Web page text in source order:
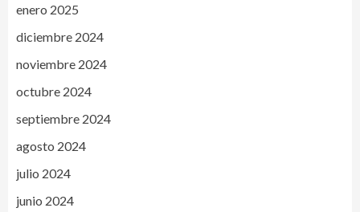
enero 2025
diciembre 2024
noviembre 2024
octubre 2024
septiembre 2024
agosto 2024
julio 2024
junio 2024